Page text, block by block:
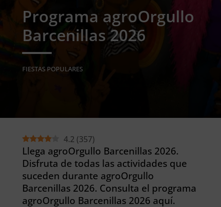
Programa agroOrgullo
Barcenillas 2026
FIESTAS POPULARES
4.2 (357)
Llega agroOrgullo Barcenillas 2026.
Disfruta de todas las actividades que
suceden durante agroOrgullo
Barcenillas 2026. Consulta el programa
agroOrgullo Barcenillas 2026 aquí.